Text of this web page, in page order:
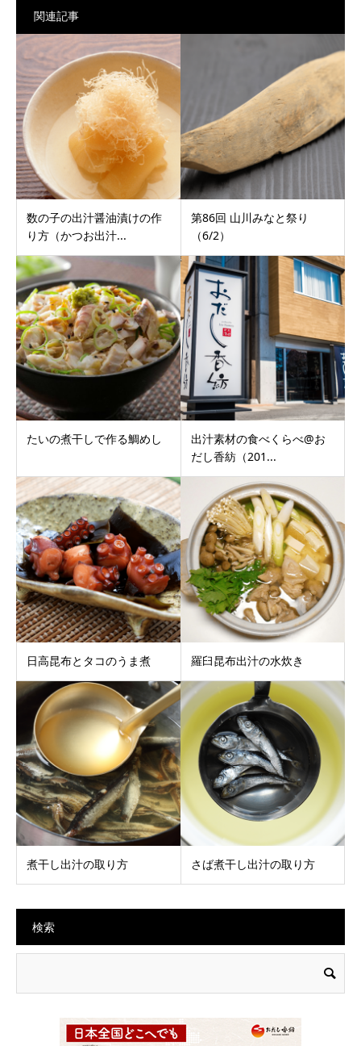
関連記事
数の子の出汁醤油漬けの作
り方（かつお出汁...
第86回 山川みなと祭り
（6/2）
たいの煮干しで作る鯛めし
出汁素材の食べくらべ@お
だし香紡（201...
日高昆布とタコのうま煮 羅臼昆布出汁の水炊き
煮干し出汁の取り方 さば煮干し出汁の取り方
検索